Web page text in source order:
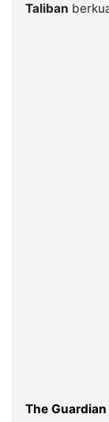
Kabarbaru.co
Taliban
The Guardian